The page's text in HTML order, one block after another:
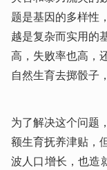
题是基因的多样性
越是复杂而实用的
高，失败率也高，
自然生育去掷骰子
为了解决这个问题
额生育抚养津贴，
波人口增长，也造